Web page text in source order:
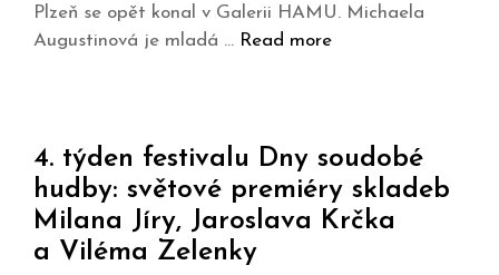
Plzeň se opět konal v Galerii HAMU. Michaela
Augustinová je mladá … Read more
4. týden festivalu Dny soudobé
hudby: světové premiéry skladeb
Milana Jíry, Jaroslava Krčka
a Viléma Zelenky